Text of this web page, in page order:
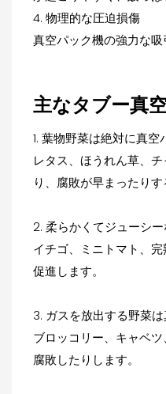
4. 物理的な圧迫損傷
真空パック機の強力な
主なタブー真
1. 葉物野菜は絶対に真空
レタス、ほうれん草、
り、腐敗が早まったりす
2. 柔らかくてジューシ
イチゴ、ミニトマト、
促進します。
3. ガスを放出する野菜
ブロッコリー、キャベ
腐敗したりします。